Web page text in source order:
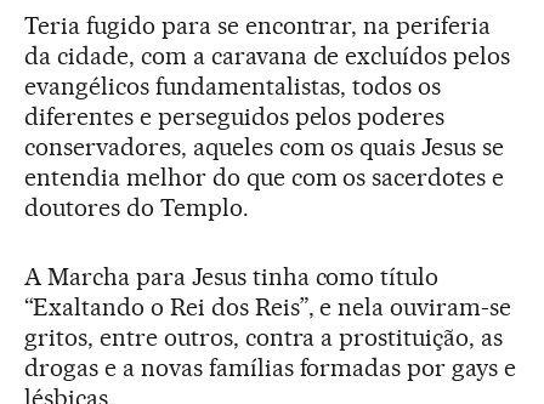
Teria fugido para se encontrar, na periferia
da cidade, com a caravana de excluídos pelos
evangélicos fundamentalistas, todos os
diferentes e perseguidos pelos poderes
conservadores, aqueles com os quais Jesus se
entendia melhor do que com os sacerdotes e
doutores do Templo.
A Marcha para Jesus tinha como título
“Exaltando o Rei dos Reis”, e nela ouviram-se
gritos, entre outros, contra a prostituição, as
drogas e a novas famílias formadas por gays e
lésbicas.